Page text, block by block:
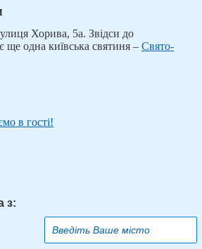
Хорива, 5а. Звідси до
одна київська святиня – Свято-
в гості!
з: